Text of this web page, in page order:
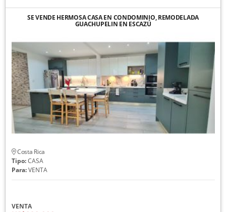
SE VENDE HERMOSA CASA EN CONDOMINIO, REMODELADA
GUACHUPELIN EN ESCAZÚ
Costa Rica
Tipo:CASA
Para:VENTA
VENTA